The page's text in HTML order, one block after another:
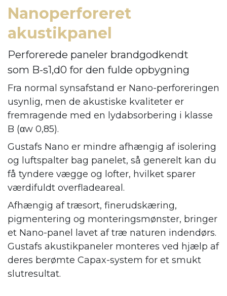
Nanoperforeret
akustikpanel
Perforerede paneler brandgodkendt
som B-s1,d0 for den fulde opbygning
Fra normal synsafstand er Nano-perforeringen
usynlig, men de akustiske kvaliteter er
fremragende med en lydabsorbering i klasse
B (αw 0,85).
Gustafs Nano er mindre afhængig af isolering
og luftspalter bag panelet, så generelt kan du
få tyndere vægge og lofter, hvilket sparer
værdifuldt overfladeareal.
Afhængig af træsort, finerudskæring,
pigmentering og monteringsmønster, bringer
et Nano-panel lavet af træ naturen indendørs.
Gustafs akustikpaneler monteres ved hjælp af
deres berømte Capax-system for et smukt
slutresultat.